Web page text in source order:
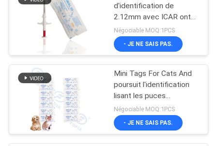
d'identification de
2.12mm avec ICAR ont
approuvé 6 autocollants
de code barres
Négociable MOQ:1PCS
- JE NE SAIS PAS.
Mini Tags For Cats And
poursuit l'identification
lisant les puces
injectables sous la peau
IP67
Négociable MOQ:1PCS
- JE NE SAIS PAS.